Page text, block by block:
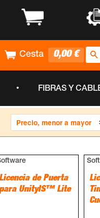
Cesta 0,00 €
• FIBRAS Y
Ordenar
de Puerta
UnityIS™ Lite